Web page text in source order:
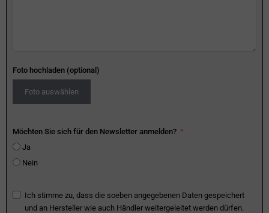
Foto hochladen (optional)
Foto auswählen
Möchten Sie sich für den Newsletter anmelden?
Ja
Nein
Ich stimme zu, dass die soeben angegebenen Daten gespeichert
und an Hersteller wie auch Händler weitergeleitet werden dürfen.